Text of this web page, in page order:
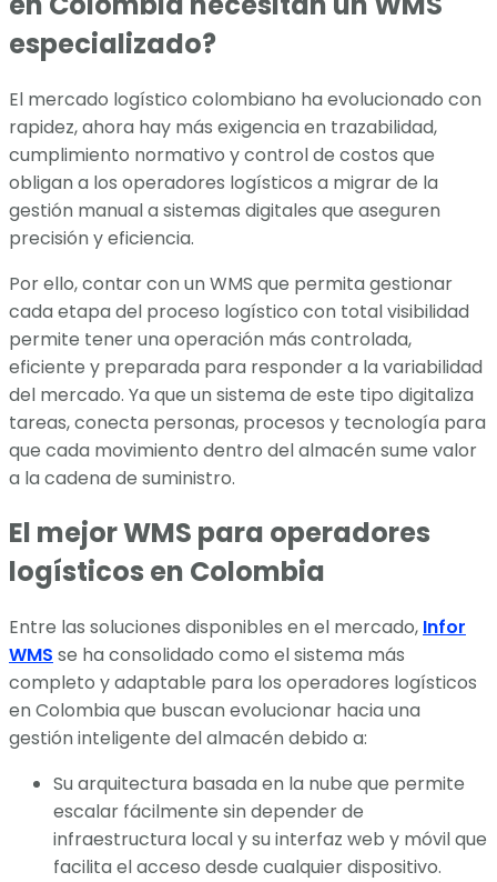
especializado?
El mercado logístico colombiano ha evolucionado con
rapidez, ahora hay más exigencia en trazabilidad,
cumplimiento normativo y control de costos que
obligan a los operadores logísticos a migrar de la
gestión manual a sistemas digitales que aseguren
precisión y eficiencia.
Por ello, contar con un WMS que permita gestionar
cada etapa del proceso logístico con total visibilidad
permite tener una operación más controlada,
eficiente y preparada para responder a la variabilidad
del mercado. Ya que un sistema de este tipo digitaliza
tareas, conecta personas, procesos y tecnología para
que cada movimiento dentro del almacén sume valor
a la cadena de suministro.
El mejor WMS para operadores
logísticos en Colombia
Entre las soluciones disponibles en el mercado, Infor
WMS se ha consolidado como el sistema más
completo y adaptable para los operadores logísticos
en Colombia que buscan evolucionar hacia una
gestión inteligente del almacén debido a:
Su arquitectura basada en la nube que permite
escalar fácilmente sin depender de
infraestructura local y su interfaz web y móvil que
facilita el acceso desde cualquier dispositivo.